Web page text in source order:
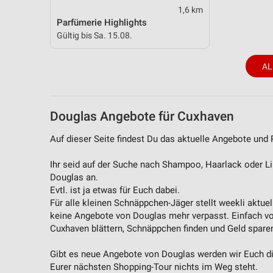
1,6 km
Parfümerie Highlights
Gültig bis Sa. 15.08.
Douglas Angebote für Cuxhaven
Auf dieser Seite findest Du das aktuelle Angebote und
Ihr seid auf der Suche nach Shampoo, Haarlack oder
Douglas an.
Evtl. ist ja etwas für Euch dabei.
Für alle kleinen Schnäppchen-Jäger stellt weekli
keine Angebote von Douglas mehr verpasst. Einfach
Cuxhaven blättern, Schnäppchen finden und Geld
Gibt es neue Angebote von Douglas werden wir Euch
Eurer nächsten Shopping-Tour nichts im Weg steht.